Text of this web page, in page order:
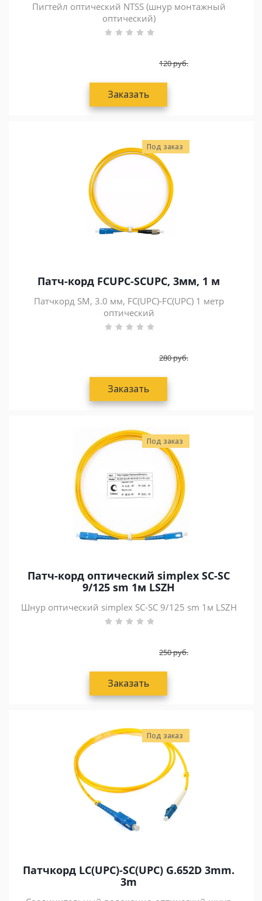
Пигтейл оптический NTSS (шнур монтажный
оптический)
120руб.
Заказать
Под заказ
Патч-корд FCUPC-SCUPC, 3мм, 1 м
Патчкорд SM, 3.0 мм, FC(UPC)-FC(UPC) 1 метр
оптический
280руб.
Заказать
Под заказ
Патч-корд оптический simplex SC-SC
9/125 sm 1м LSZH
Шнур оптический simplex SC-SC 9/125 sm 1м LSZH
250руб.
Заказать
Под заказ
Патчкорд LC(UPC)-SC(UPC) G.652D 3mm.
3m